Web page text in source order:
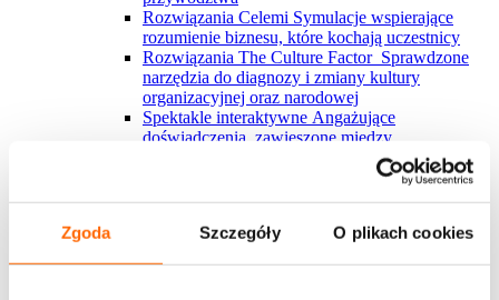
Zgoda Szczegóły O plikach cookies
Rozwiązania Celemi Symulacje wspierające
rozumienie biznesu, które kochają uczestnicy
Rozwiązania The Culture Factor Sprawdzone
narzędzia do diagnozy i zmiany kultury
organizacyjnej oraz narodowej
Spektakle interaktywne Angażujące
doświadczenia, zawieszone między
rzeczywistością a fikcją, które inspirują do
pracy? U nas to możliwe